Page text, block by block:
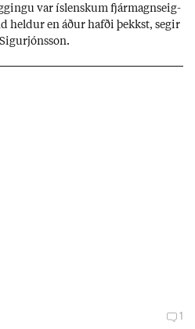
var ís­lensk­um fjár­magns­eig­
en áð­ur hafði þekkst, seg­ir
1